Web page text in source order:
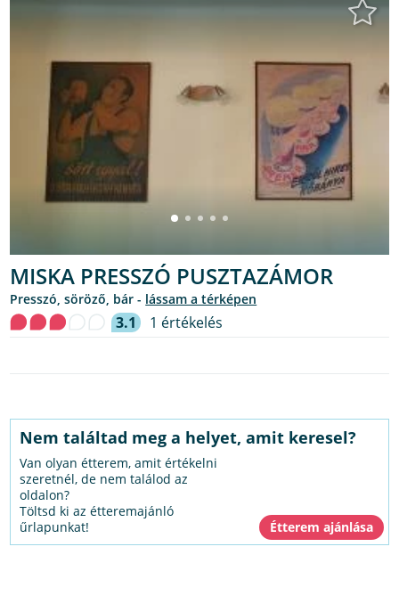
MISKA PRESSZÓ PUSZTAZÁMOR
presszó, söröző, bár - lássam a térképen
3.1 1 értékelés
Nem találtad meg a helyet, amit keresel?
Van olyan étterem, amit értékelni
szeretnél, de nem találod az
oldalon?
Töltsd ki az étteremajánló
űrlapunkat!